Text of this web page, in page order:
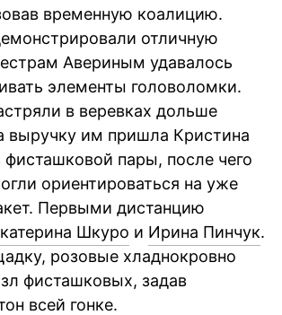
временную коалицию.
отличную
Авериным удавалось
элементы головоломки.
в веревках дольше
выручку им пришла Кристина
пары, после чего
ориентироваться на уже
Первыми дистанцию
Шкуро и Ирина Пинчук.
розовые хладнокровно
фисташковых, задав
всей гонке.